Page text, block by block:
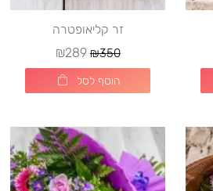
זר קליאופטרה
₪350
₪289
הוסף לסל